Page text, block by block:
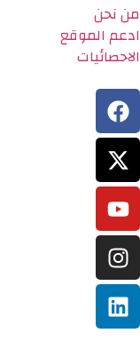
من نحن
ادعم الموقع
الاحصائيات